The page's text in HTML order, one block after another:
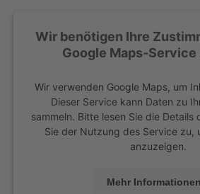
Wir benötigen Ihre
Google Maps-Service
Wir verwenden Google Maps, um
Dieser Service kann Daten zu
sammeln. Bitte lesen Sie die Details
Sie der Nutzung des Service zu,
anzuzeigen.
Mehr Informationen